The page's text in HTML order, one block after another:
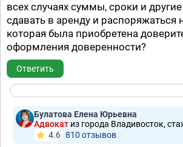
всех случаях суммы, сроки и другие
сдавать в аренду и
которая была приобретена
оформления доверенности?
Ответить
Булатова Елена Юрьевна
Адвокат из города Владивосток,
4.6 810 отзывов